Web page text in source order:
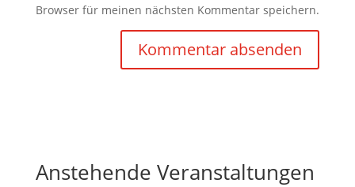
Browser für meinen nächsten Kommentar speichern.
Anstehende Veranstaltungen